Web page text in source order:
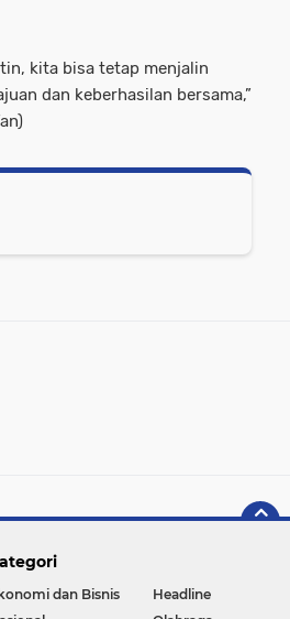
kita bisa tetap menjalin
dan keberhasilan bersama,”
dan Bisnis Headline